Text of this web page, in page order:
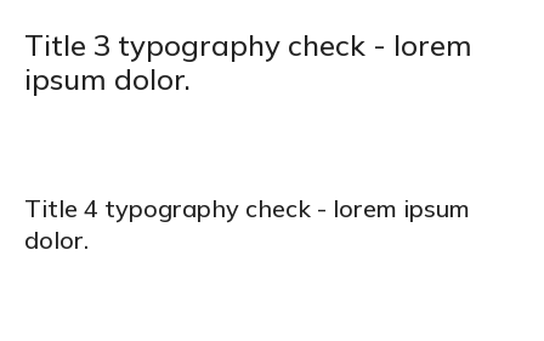
Title 3 typography check - lorem
ipsum dolor.
Title 4 typography check - lorem ipsum
dolor.